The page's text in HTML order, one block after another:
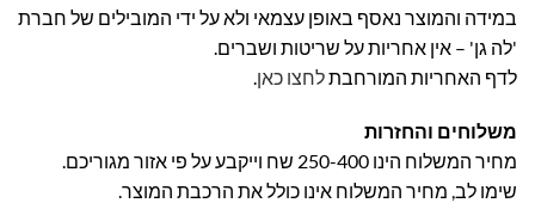
במידה והמוצר נאסף באופן עצמאי ולא על ידי המובילים של חברת
'לה גן' – אין אחריות על שריטות ושברים.
לדף האחריות המורחבתלחצו כאן.
משלוחים והחזרות
מחיר המשלוח הינו 250-400 שח וייקבע על פי אזור מגוריכם.
שימו לב, מחיר המשלוח אינו כולל את הרכבת המוצר.